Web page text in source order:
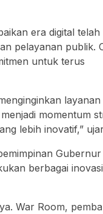
era digital telah
pelayanan publik.
untuk terus
layanan
momentum
lebih inovatif,”
berbagai
War Room,